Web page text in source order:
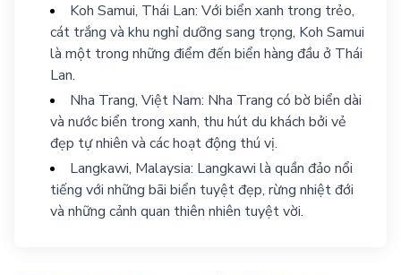
Koh Samui, Thái Lan: Với biển xanh trong trẻo,
cát trắng và khu nghỉ dưỡng sang trọng, Koh Samui
là một trong những điểm đến biển hàng đầu ở Thái
Lan.
Nha Trang, Việt Nam: Nha Trang có bờ biển dài
và nước biển trong xanh, thu hút du khách bởi vẻ
đẹp tự nhiên và các hoạt động thú vị.
Langkawi, Malaysia: Langkawi là quần đảo nổi
tiếng với những bãi biển tuyệt đẹp, rừng nhiệt đới
và những cảnh quan thiên nhiên tuyệt vời.